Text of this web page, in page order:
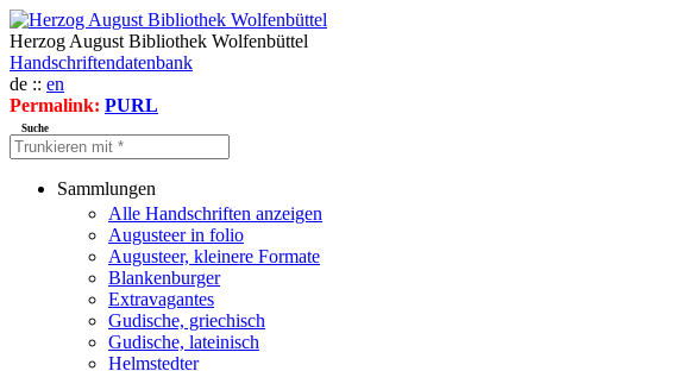
Herzog August Bibliothek Wolfenbüttel
Handschriftendatenbank
de :: en
Permalink: PURL
Suche
Sammlungen
Alle Handschriften anzeigen
Augusteer in folio
Augusteer, kleinere Formate
Blankenburger
Extravagantes
Gudische, griechisch
Gudische, lateinisch
Helmstedter